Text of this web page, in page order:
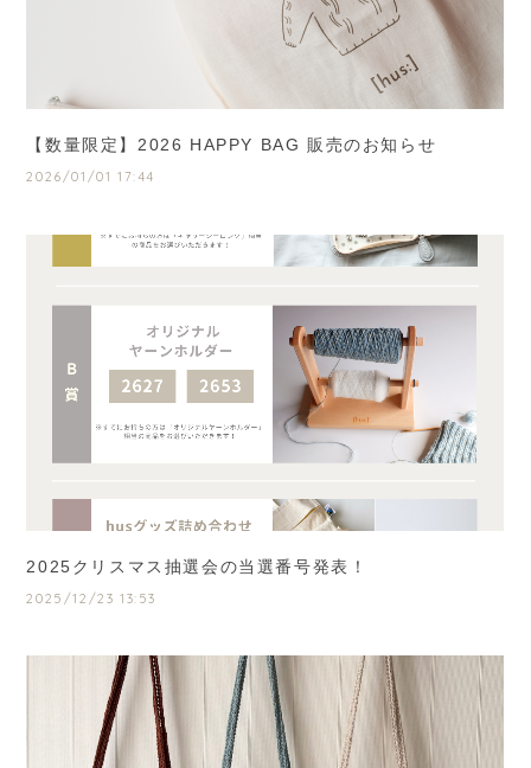
【数量限定】2026 HAPPY BAG 販売のお知らせ
2026/01/01 17:44
2025クリスマス抽選会の当選番号発表！
2025/12/23 13:53